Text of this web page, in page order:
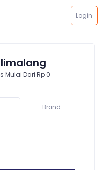
Login
Mulai Dari Rp 0
Brand